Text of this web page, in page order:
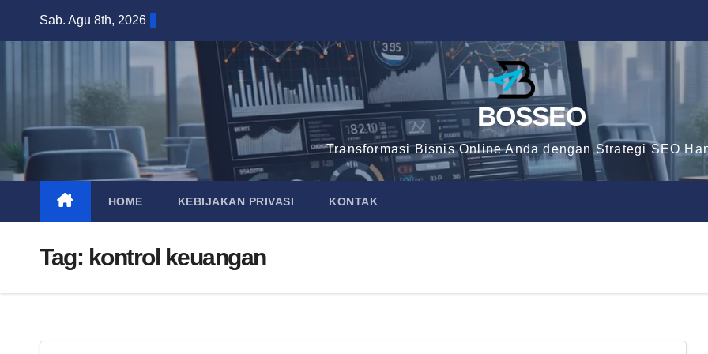
Sab. Agu 8th, 2026
BOSSEO
Transformasi Bisnis Online Anda dengan Strategi SEO
HOME KEBIJAKAN PRIVASI KONTAK
Tag: kontrol keuangan